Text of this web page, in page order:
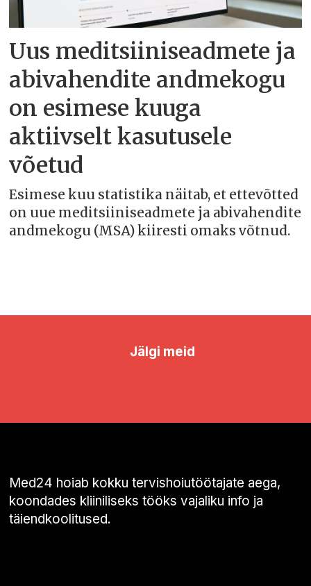
Uus meditsiiniseadmete ja
abivahendite andmekogu
on esimese kuuga
aktiivselt kasutusele
võetud
Esimese kuu statistika näitab, et ettevõtted
on uue meditsiiniseadmete ja abivahendite
andmekogu (MSA) kiiresti omaks võtnud.
Jälgi meid
Med24 hoiab kokku tervishoiutöötajate aega,
koondades kliiniliseks tööks vajaliku info ja
täiendkoolitused.